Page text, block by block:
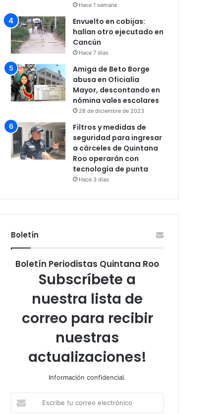
Hace 1 semana
Envuelto en cobijas:
hallan otro ejecutado en
Cancún
Hace 7 días
Amiga de Beto Borge
abusa en Oficialía
Mayor, descontando en
nómina vales escolares
28 de diciembre de 2023
Filtros y medidas de
seguridad para ingresar
a cárceles de Quintana
Roo operarán con
tecnología de punta
Hace 3 días
Boletín
Boletín Periodistas Quintana Roo
Subscríbete a
nuestra lista de
correo para recibir
nuestras
actualizaciones!
Información confidencial.
tu